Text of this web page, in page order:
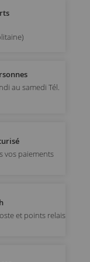
au samedi Tél.
vos paiements
et points relais